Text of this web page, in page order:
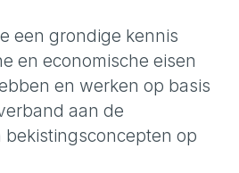
een grondige kennis
en economische eisen
en werken op basis
aan de
op